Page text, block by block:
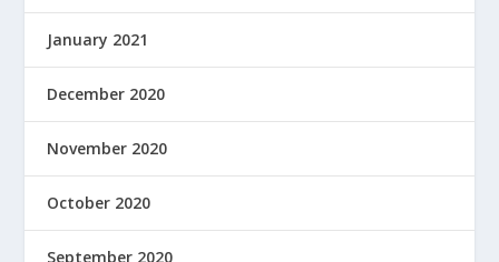
January 2021
December 2020
November 2020
October 2020
September 2020